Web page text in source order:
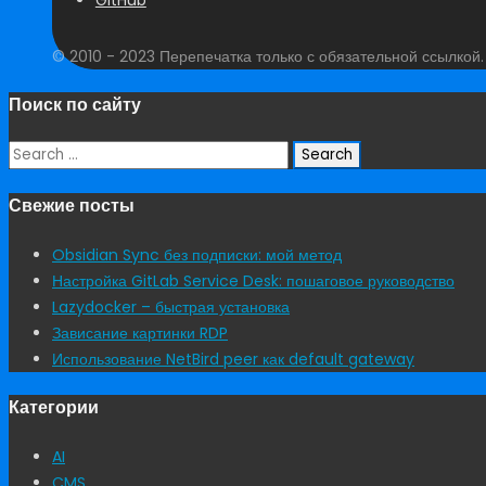
© 2010 - 2023 Перепечатка только с обязательной
Поиск по сайту
Search
Свежие посты
Obsidian Sync без подписки: мой метод
Настройка GitLab Service Desk: пошаговое руководство
Lazydocker – быстрая установка
Зависание картинки RDP
Использование NetBird peer как default gateway
Категории
AI